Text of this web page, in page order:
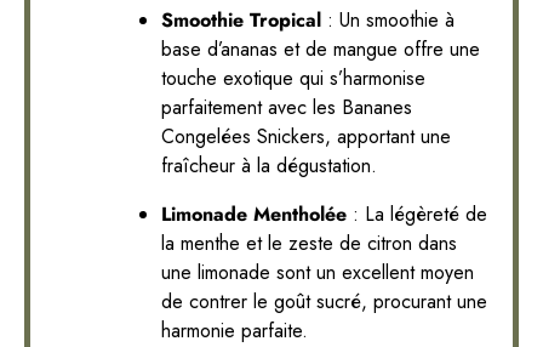
Smoothie Tropical : Un smoothie à
base d’ananas et de mangue offre une
touche exotique qui s’harmonise
parfaitement avec les Bananes
Congelées Snickers, apportant une
fraîcheur à la dégustation.
Limonade Mentholée : La légèreté de
la menthe et le zeste de citron dans
une limonade sont un excellent moyen
de contrer le goût sucré, procurant une
harmonie parfaite.